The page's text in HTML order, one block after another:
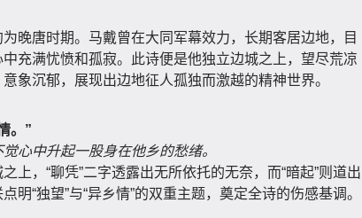
晚唐时期。马戴曾在大同军幕效力，长期客居边地，目
充满忧愤和孤寂。此诗便是他独立边城之上，望尽荒凉
象沉郁，展现出边地征人孤独而激越的精神世界。
。”
心中升起一股身在他乡的愁绪。
上，“聊凭”二字透露出无所依托的无奈，而“暗起”则道出
明“独望”与“异乡情”的双重主题，奠定全诗的伤感基调。